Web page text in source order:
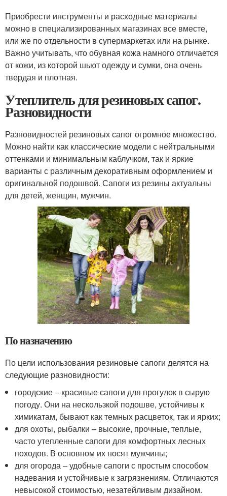
Приобрести инструменты и расходные материалы
можно в специализированных магазинах все вместе,
или же по отдельности в супермаркетах или на рынке.
Важно учитывать, что обувная кожа намного отличается
от кожи, из которой шьют одежду и сумки, она очень
твердая и плотная.
Утеплитель для резиновых сапог.
Разновидности
Разновидностей резиновых сапог огромное множество.
Можно найти как классические модели с нейтральными
оттенками и минимальным каблучком, так и яркие
варианты с различным декоративным оформлением и
оригинальной подошвой. Сапоги из резины актуальны
для детей, женщин, мужчин.
По назначению
По цели использования резиновые сапоги делятся на
следующие разновидности:
городские – красивые сапоги для прогулок в сырую
погоду. Они на нескользкой подошве, устойчивы к
химикатам, бывают как темных расцветок, так и ярких;
для охоты, рыбалки – высокие, прочные, теплые,
часто утепленные сапоги для комфортных лесных
походов. В основном их носят мужчины;
для огорода – удобные сапоги с простым способом
надевания и устойчивые к загрязнениям. Отличаются
невысокой стоимостью, незатейливым дизайном.